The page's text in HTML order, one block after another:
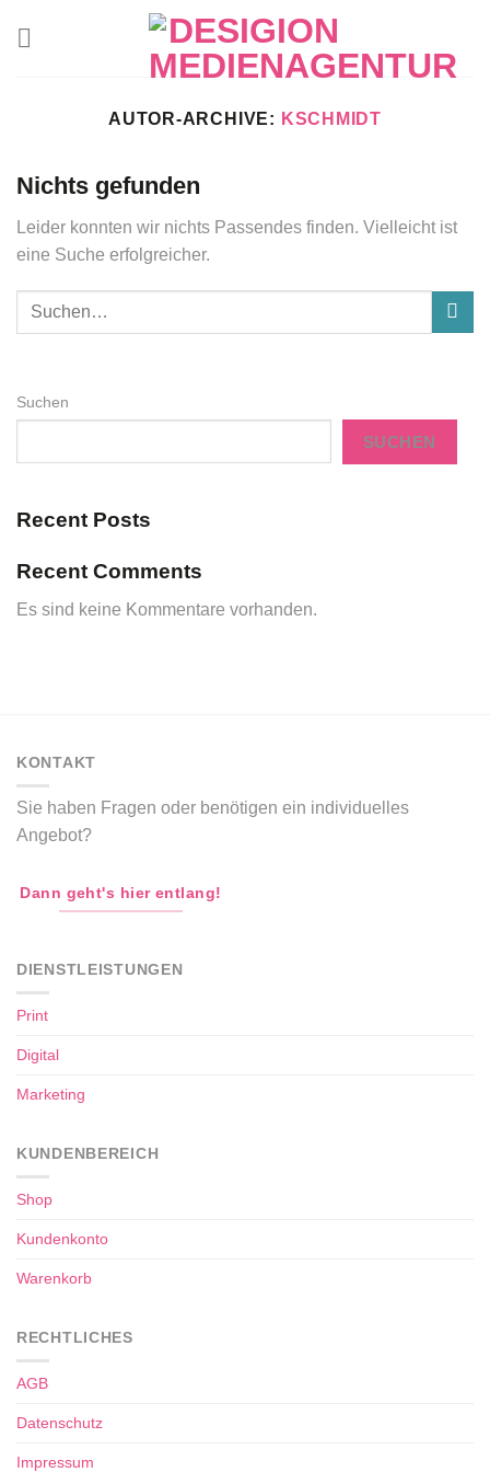
AUTOR-ARCHIVE: KSCHMIDT
Nichts gefunden
Leider konnten wir nichts Passendes finden. Vielleicht ist
eine Suche erfolgreicher.
Suchen
SUCHEN
Recent Posts
Recent Comments
Es sind keine Kommentare vorhanden.
KONTAKT
Sie haben Fragen oder benötigen ein individuelles
Angebot?
Dann geht's hier entlang!
DIENSTLEISTUNGEN
Print
Digital
Marketing
KUNDENBEREICH
Shop
Kundenkonto
Warenkorb
RECHTLICHES
AGB
Datenschutz
Impressum